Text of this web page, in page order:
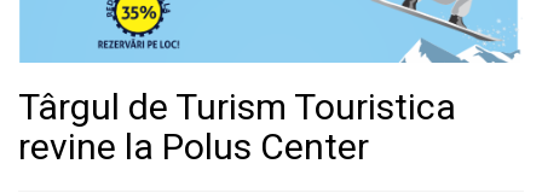
Târgul de Turism Touristica
revine la Polus Center